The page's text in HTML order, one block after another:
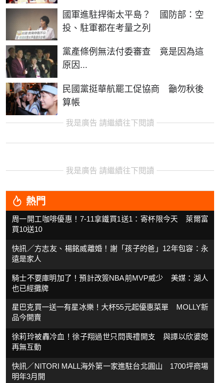
國軍進駐捍衛太平島？ 國防部：空
投、駐軍都在考量之列
黨產條例無法付委審查 竟是因為這
原因...
民國黨挺華航罷工促協商 籲勿秋後
算帳
我是廣告 請繼續往下閱讀
我是廣告 請繼續往下閱讀
熱門
周一開工咖啡優惠！7-11拿鐵買1送1：寄杯限今天 萊爾富
買10送10
快訊／方志友、楊銘威離婚！謝「孩子的爸」12年包容：永
遠是家人
騎士不要庫明加了！預計改簽NBA前MVP威少 美媒：湖人
也已經攤牌
星巴克買一送一有星冰樂！大杯55元起優惠菜單 MOLLY新
品今開賣
徐莉玲被轟冷血！徐子翔過世只問喪禮開支 與譚以欣婆媳
再無互動
快訊／NITORI MALL海外第一家進駐台北圓山 1700坪商場
明年3月開